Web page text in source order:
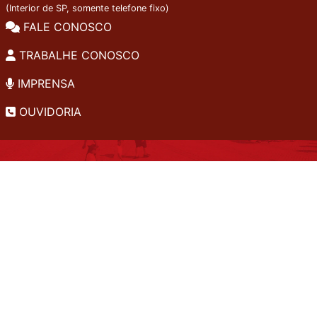
(Interior de SP, somente telefone fixo)
FALE CONOSCO
TRABALHE CONOSCO
IMPRENSA
OUVIDORIA